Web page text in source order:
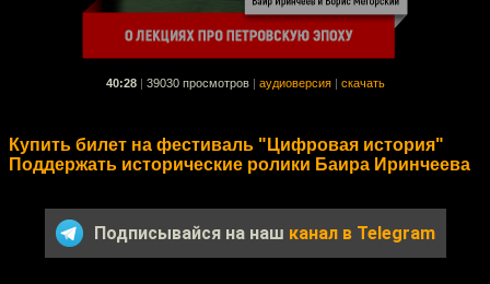
40:28 39030 просмотров аудиоверсия скачать
Купить билет на фестиваль "Цифровая история"
Поддержать исторические ролики Баира Иринчеева
Подписывайся на наш канал в Telegram